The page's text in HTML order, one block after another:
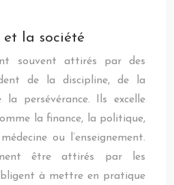
et la société
souvent attirés par des
de la discipline, de la
persévérance. Ils excelle
la finance, la politique,
ou l’enseignement.
être attirés par les
à mettre en pratique